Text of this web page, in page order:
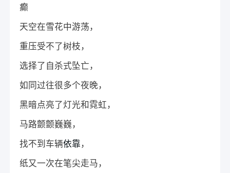
癫
天空在雪花中游荡，
重压受不了树枝，
选择了自杀式坠亡，
如同过往很多个夜晚，
黑暗点亮了灯光和霓虹，
马路颤颤巍巍，
找不到车辆依靠 ，
纸又一次在笔尖走马，